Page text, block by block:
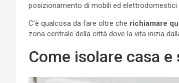
posizionamento di mobili ed elettrodomestici
C’è qualcosa da fare oltre che richiamare
zona centrale della città dove la vita inizia
Come isolare casa e